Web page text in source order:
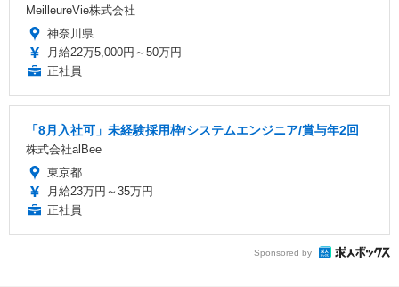
MeilleureVie株式会社
神奈川県
月給22万5,000円～50万円
正社員
「8月入社可」未経験採用枠/システムエンジニア/賞与年2回
株式会社alBee
東京都
月給23万円～35万円
正社員
Sponsored by